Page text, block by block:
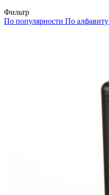
Фильтр
По популярности По алфавиту